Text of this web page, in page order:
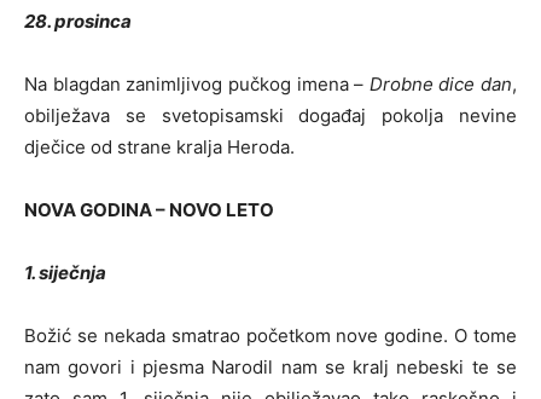
28. prosinca
Na blagdan zanimljivog pučkog imena – Drobne dice dan,
obilježava se svetopisamski događaj pokolja nevine
dječice od strane kralja Heroda.
NOVA GODINA – NOVO LETO
1. siječnja
Božić se nekada smatrao početkom nove godine. O tome
nam govori i pjesma Narodil nam se kralj nebeski te se